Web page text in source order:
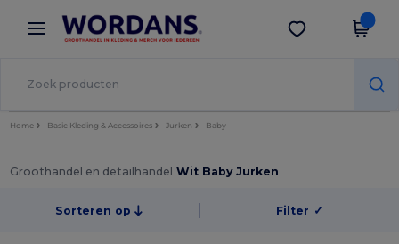
× Wordans-app
Betere prijzen in de app!
Download app
Home Basic Kleding & Accessoires Jurken Baby
Groothandel en detailhandel Wit Baby Jurken
Sorteren op Filter ✓